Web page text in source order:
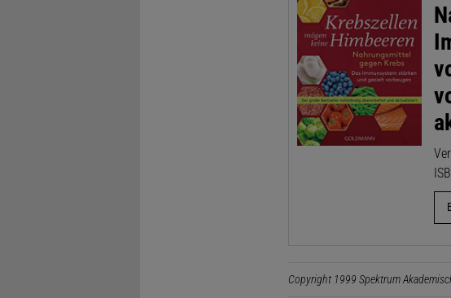
Copyright 1999 Spektrum